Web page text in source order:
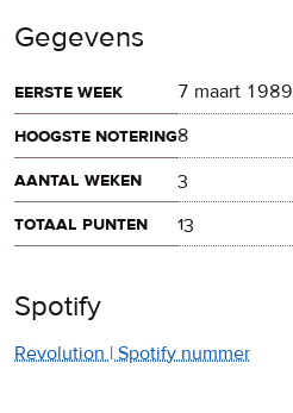
Gegevens
eerste week
7 maart 1989
hoogste notering8
aantal weken
3
totaal punten
13
Spotify
Revolution | Spotify nummer